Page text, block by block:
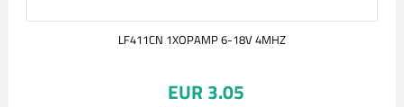
LF411CN 1XOPAMP 6-18V 4MHZ
EUR 3.05